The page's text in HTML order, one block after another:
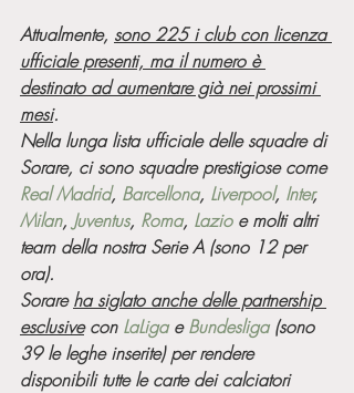
Attualmente, sono 225 i club con licenza
ufficiale presenti, ma il numero è
destinato ad aumentare già nei prossimi
mesi.
Nella lunga lista ufficiale delle squadre di
Sorare, ci sono squadre prestigiose come
Real Madrid, Barcellona, Liverpool, Inter,
Milan, Juventus, Roma, Lazio e molti altri
team della nostra Serie A (sono 12 per
ora).
Sorare ha siglato anche delle partnership
esclusive con LaLiga e Bundesliga (sono
39 le leghe inserite) per rendere
disponibili tutte le carte dei calciatori